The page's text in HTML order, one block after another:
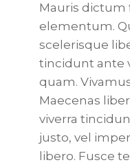
Mauris dictum
elementum.
scelerisque
tincidunt ante
quam.
Maecenas
viverra
justo, vel
libero. Fusce